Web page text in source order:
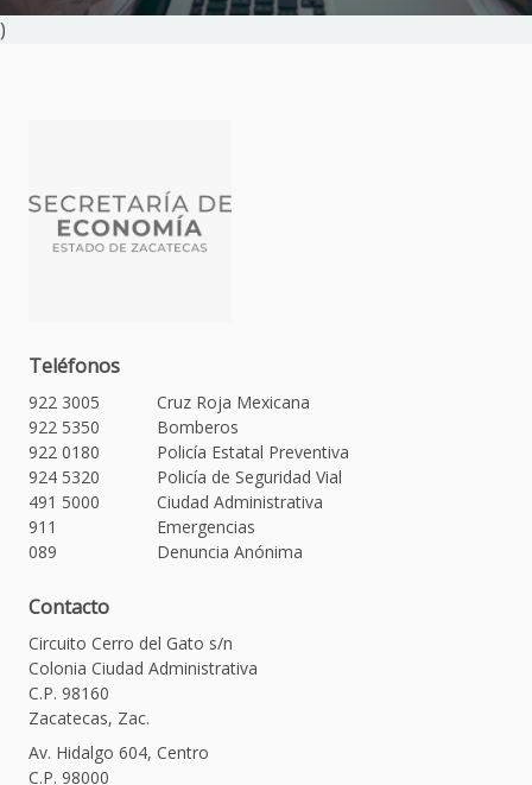
)
Teléfonos
922 3005
Cruz Roja Mexicana
922 5350
Bomberos
922 0180
Policía Estatal Preventiva
924 5320
Policía de Seguridad Vial
491 5000
Ciudad Administrativa
911
Emergencias
089
Denuncia Anónima
Contacto
Circuito Cerro del Gato s/n
Colonia Ciudad Administrativa
C.P. 98160
Zacatecas, Zac.
Av. Hidalgo 604, Centro
C.P. 98000